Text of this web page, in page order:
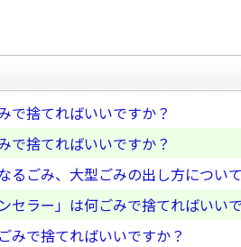
で捨てればいいですか？
で捨てればいいですか？
るごみ、大型ごみの出し方につい
セラー」は何ごみで捨てればいい
みで捨てればいいですか？